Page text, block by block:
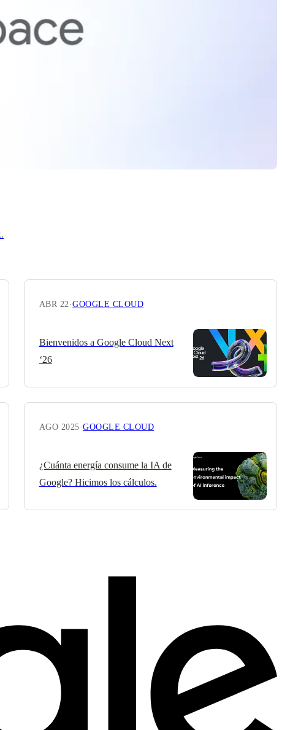
ABR 22 ·GOOGLE CLOUD
Bienvenidos a Google Cloud Next
‘26
AGO 2025·GOOGLE CLOUD
¿Cuánta energía consume la IA de
Google? Hicimos los cálculos.